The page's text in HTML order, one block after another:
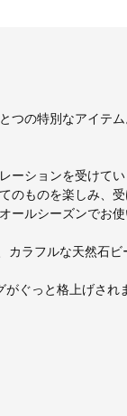
つの特別なアイテム
ーションを受けてい
ものを楽しみ、
ルシーズンでお使
ラフルな天然石ビ
ぐっと格上げされ